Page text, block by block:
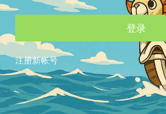
登录
注册新帐号